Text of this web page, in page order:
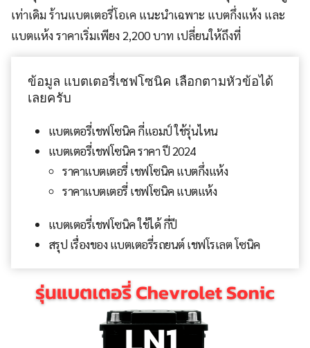
เท่าเดิม ร้านแบตเตอรี่โอเค แนะนำเฉพาะ แบตกึ่งแห้ง และ
แบตแห้ง ราคาเริ่มเพียง 2,200 บาท เปลี่ยนให้ถึงที่
ข้อมูล แบตเตอรี่เชฟโซนิค เลือกตามหัวข้อได้
เลยครับ
แบตเตอรี่เชฟโซนิค กี่แอมป์ ใช้รุ่นไหน
แบตเตอรี่เชฟโซนิค ราคา ปี 2024
ราคาแบตเตอรี่ เชฟโซนิค แบตกึ่งแห้ง
ราคาแบตเตอรี่ เชฟโซนิค แบตแห้ง
แบตเตอรี่เชฟโซนิค ใช้ได้ กี่ปี
สรุป เรื่องของ แบตเตอรี่รถยนต์ เชฟโรเลต โซนิค